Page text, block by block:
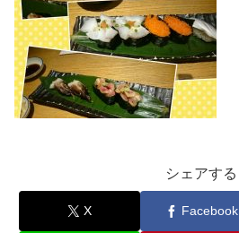
シェアする
X Facebook